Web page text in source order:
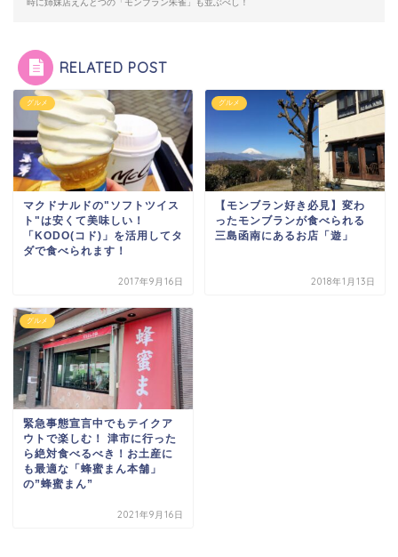
時に姉妹店えんとつの「モンブラン朱雀」も並ぶべし！
RELATED POST
グルメ
マクドナルドの"ソフトツイス
ト"は安くて美味しい！
「KODO(コド)」を活用してタ
ダで食べられます！
2017年9月16日
グルメ
【モンブラン好き必見】変わ
ったモンブランが食べられる
三島函南にあるお店「遊」
2018年1月13日
グルメ
緊急事態宣言中でもテイクア
ウトで楽しむ！ 津市に行った
ら絶対食べるべき！お土産に
も最適な「蜂蜜まん本舗」
の”蜂蜜まん”
2021年9月16日